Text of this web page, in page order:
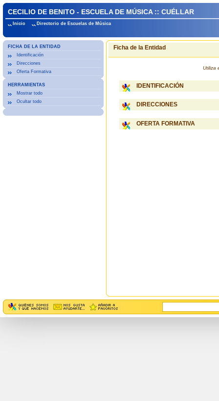
CECILIO DE BENITO - ESCUELA DE MÚSICA :: CUÉLLAR
Inicio Directorio de Escuelas de Música
FICHA DE LA ENTIDAD
Identificación
Direcciones
Oferta Formativa
HERRAMIENTAS
Mostrar todo
Ocultar todo
Ficha de la Entidad
Utiliza
IDENTIFICACIÓN
DIRECCIONES
OFERTA FORMATIVA